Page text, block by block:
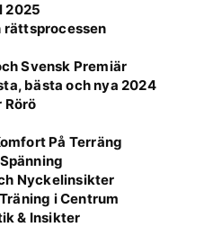
2025
rättsprocessen
Svensk Premiär
bästa och nya 2024
Rörö
På Terräng
Nyckelinsikter
i Centrum
& Insikter